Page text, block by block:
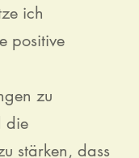
ich
positive
zu
die
stärken, dass